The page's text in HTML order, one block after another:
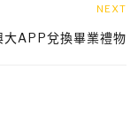
NEXT
大APP兌換畢業禮物